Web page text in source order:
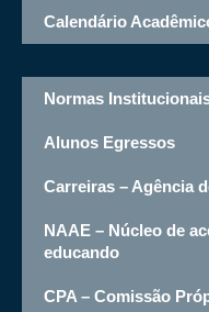
Calendário
Normas
Alunos Egressos
Carreiras – Agência
NAAE – Núcleo de
educando
CPA – Comissão